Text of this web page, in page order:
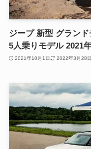
ジープ 新型 グラン
5人乗りモデル 2021
2021年10月1日 2022年3月28日